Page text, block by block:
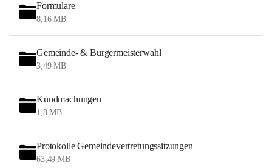
Formulare
8,16 MB
Gemeinde- & Bürgermeisterwahl
3,49 MB
Kundmachungen
1,8 MB
Protokolle Gemeindevertretungssitzungen
63,49 MB